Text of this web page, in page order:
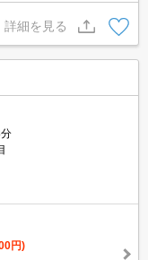
詳細を見る
円)